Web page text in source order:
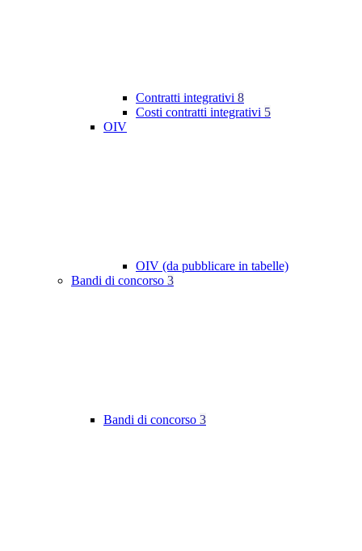
Contratti integrativi 8
Costi contratti integrativi 5
OIV
OIV (da pubblicare in tabelle)
Bandi di concorso 3
Bandi di concorso 3